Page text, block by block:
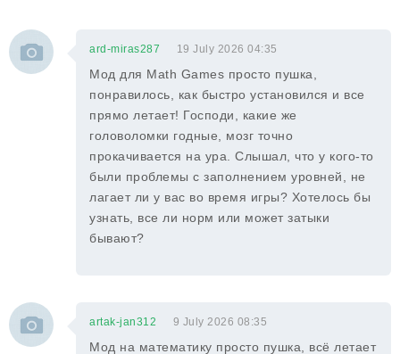
ard-miras287 19 July 2026 04:35
Мод для Math Games просто пушка,
понравилось, как быстро установился и все
прямо летает! Господи, какие же
головоломки годные, мозг точно
прокачивается на ура. Слышал, что у кого-то
были проблемы с заполнением уровней, не
лагает ли у вас во время игры? Хотелось бы
узнать, все ли норм или может затыки
бывают?
artak-jan312 9 July 2026 08:35
Мод на математику просто пушка, всё летает